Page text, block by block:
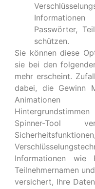
Passwörter,
schützen.
Sie können diese
sie bei den
mehr erscheint.
dabei, die Gewinn
Animationen
Spinner-Tool
Informationen wie
Teilnehmernamen
versichert, Ihre